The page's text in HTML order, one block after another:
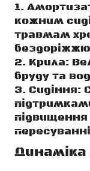
кожним
травмам
Крила:
бруду та
Сидіння:
Динаміка